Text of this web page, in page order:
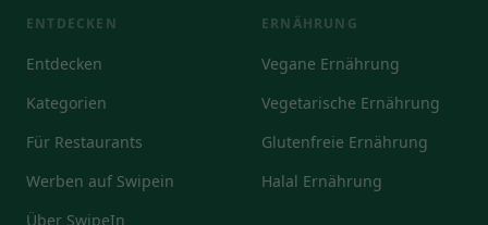
ENTDECKEN
Entdecken
Kategorien
Für Restaurants
Werben auf Swipein
Über SwipeIn
ERNÄHRUNG
Vegane Ernährung
Vegetarische Ernährung
Glutenfreie Ernährung
Halal Ernährung